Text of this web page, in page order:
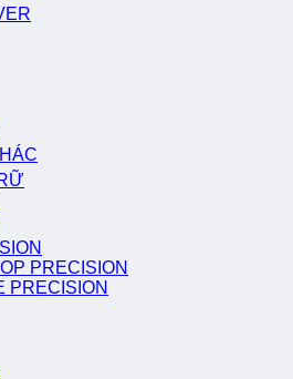
PRECISION
PRECISION